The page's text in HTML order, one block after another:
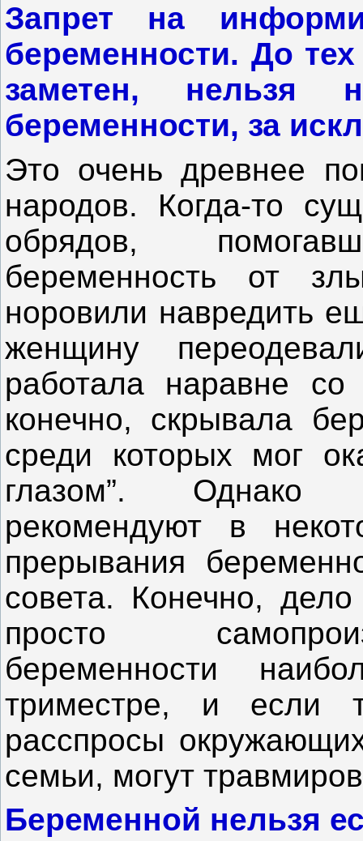
Запрет на
беременности. До
заметен, нельзя
беременности, за
Это очень древнее
народов. Когда-то
обрядов,
беременность от
норовили навредить
женщину
работала наравне
конечно, скрывала
среди которых мог
глазом”. Однако
рекомендуют в
прерывания
совета. Конечно,
просто
беременности
триместре, и если
расспросы
семьи, могут
Беременной нельзя